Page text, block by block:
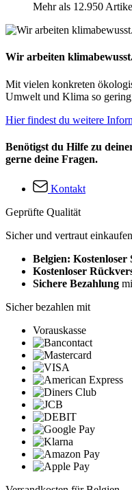
Mehr als 12.950
Wir arbeiten
Mit vielen konkreten
Umwelt und Klima so
Hier findest du weitere
Benötigst du Hilfe zu
gerne deine Fragen.
Kontakt
Geprüfte Qualität
Sicher und vertraut einkaufen
Belgien: Kostenloser
Kostenloser
Sichere Bezahlung
Sicher bezahlen mit
Vorauskasse